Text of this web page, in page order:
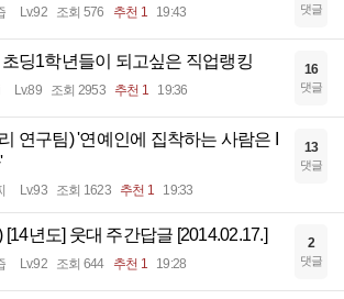
Lv.92 조회 576 추천 1 19:43 댓글
딩1학년들이 되고싶은 직업랭킹
Lv.89 조회 2953 추천 1 19:36
16
댓글
연구팀) '연예인에 집착하는 사람은 I
Lv.93 조회 1623 추천 1 19:33
13
댓글
[14년도] 웃대 주간답글 [2014.02.17.]
Lv.92 조회 644 추천 1 19:28
2
댓글